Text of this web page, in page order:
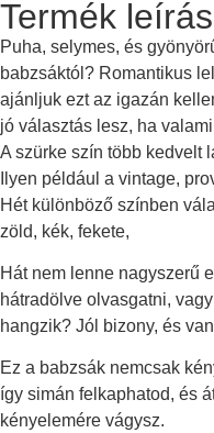
Termék
Puha, selymes, és
babzsáktól? Romantikus
ajánljuk ezt az igazán
jó választás lesz, ha
A szürke szín több kedvelt
Ilyen például a vintage,
Hét különböző színben
zöld, kék, fekete,
Hát nem lenne nagyszerű
hátradölve olvasgatni,
hangzik? Jól bizony, és
Ez a babzsák nemcsak
így simán felkaphatod, és
kényelemére vágysz.